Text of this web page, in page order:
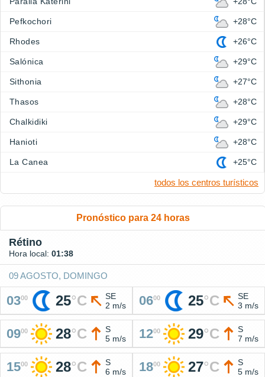
Pefkochori +28°C
Rhodes +26°C
Salónica +29°C
Sithonia +27°C
Thasos +28°C
Chalkidiki +29°C
Hanioti +28°C
La Canea +25°C
todos los centros turísticos
Pronóstico para 24 horas
Rétino
Hora local: 01:38
09 AGOSTO, DOMINGO
0300 25°C
SE
2 m/s
0600 25°C
SE
3 m/s
0900 28°C
S
5 m/s
1200 29°C
S
7 m/s
1500 28°C
S
6 m/s
1800 27°C
S
5 m/s